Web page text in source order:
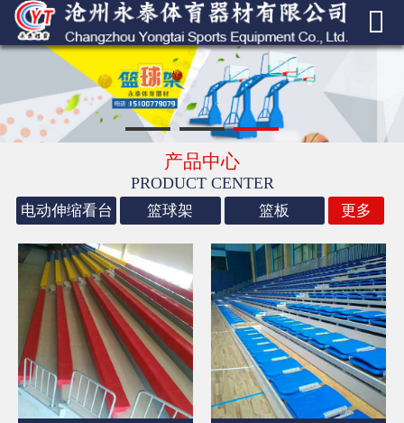
 网站首页
走进我们
产品中心
新闻中心
荣誉资质
联系我们

产品中心
PRODUCT CENTER
电动伸缩看台 篮球架 篮板 更多